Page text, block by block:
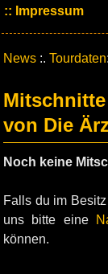
Impressum
News :. Tourdaten
von Die
Noch keine
Falls du im
uns bitte eine
können.